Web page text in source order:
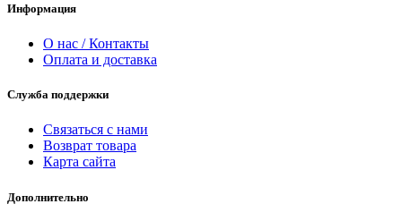
Информация
О нас / Контакты
Оплата и доставка
Служба поддержки
Связаться с нами
Возврат товара
Карта сайта
Дополнительно